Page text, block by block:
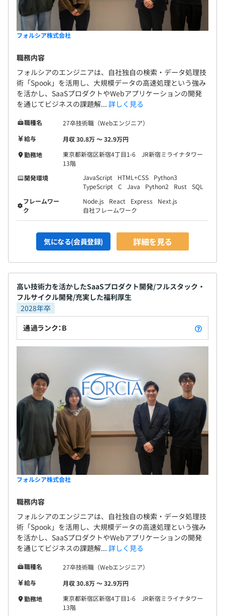
フォルシア株式会社
職務内容
フォルシアのエンジニアは、自社独自の検索・データ処理技
術「Spook」を活用し、大規模データの高速処理という強み
を活かし、SaaSプロダクトやWebアプリケーションの開発
を通じてビジネスの課題解... 詳しく見る
職種名
27卒技術職（Webエンジニア）
給与
月収 30.8万 〜 32.9万円
勤務地
東京都新宿区新宿4丁目1-6 JR新宿ミライナタワー
13階
開発環境
JavaScript HTML+CSS
Python3
TypeScript
C Java Python2 Rust
SQL
フレームワー
ク
Node.js React Express
Next.js
自社フレームワーク
気になる(会員登録) 詳細を見る
高い技術力を活かしたSaaSプロダクト開発/フルスタック・
フルサイクル開発/充実した福利厚生
2028年卒
通過ランク：B
フォルシア株式会社
職務内容
フォルシアのエンジニアは、自社独自の検索・データ処理技
術「Spook」を活用し、大規模データの高速処理という強み
を活かし、SaaSプロダクトやWebアプリケーションの開発
を通じてビジネスの課題解... 詳しく見る
職種名
27卒技術職（Webエンジニア）
給与
月収 30.8万 〜 32.9万円
勤務地
東京都新宿区新宿4丁目1-6 JR新宿ミライナタワー
13階